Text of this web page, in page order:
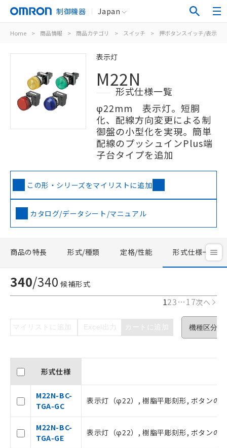
制御機器 Japan
Home > 商品情報 > 商品カテゴリ > スイッチ > 押ボタンスイッチ/表示灯
表示灯
M22N
形式仕様一覧
φ22mm 表示灯。短胴
化、配線方向変更による制
御盤の小型化を実現。簡単
配線のプッシュインPlus端
子台タイプを追加
この形・シリーズをマイリストに追加
カタログ/データシート/マニュアル
商品の特長 形式/種類 定格/性能 形式仕様一覧
340/340 候補形式
123…17次へ
マイリストに追加 Excel出力 カートに追加
形式仕様
M22N-BC-
TGA-GC
表示灯（φ22）, 樹脂平彫刻形, ボタンの
M22N-BC-
TGA-GE
表示灯（φ22）, 樹脂平彫刻形, ボタンの